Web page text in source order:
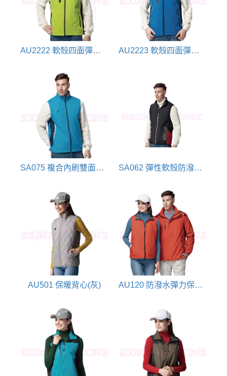
AU2222 軟殼四面彈背心(草綠) AU2223 軟殼四面彈背心(寶藍)
SA075 複合內刷雙面背心(水藍) SA062 彈性軟殼防潑水保暖背心(黑)
AU501 保暖背心(灰) AU120 防潑水彈力保暖背心-橘紅(可組合)